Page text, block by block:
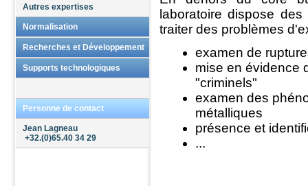
Produits
Sur articles en verre creux
Sur ciments, mortiers et
ouvrages en béton
Sur matériaux pour la
construction
Sur revêtements routiers
Sur sables et granulats
Sur vitrages et composants
Sols
Autres expertises
Normalisation
Antenne Normes
Opérateur Sectoriel
Recherches et Développement
Domaines de compétence
Procédés de densification
Propriétés
thermomécaniques
Propriétés fonctionnelles
Réalisation de composants
Supports technologiques
Personne de contact
Jean Lagneau
+32.(0)65.40 34 29
laboratoire dispose
traiter des problèmes
examen de
mise en évidence
"criminels"
examen des
métalliques
présence et
...